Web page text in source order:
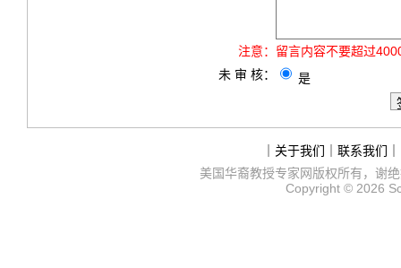
注意： 留言内容不要超过
未 审 核：
是
关于我们 联系我们
美国华裔教授专家网版权所有，谢
Copyright © 2026